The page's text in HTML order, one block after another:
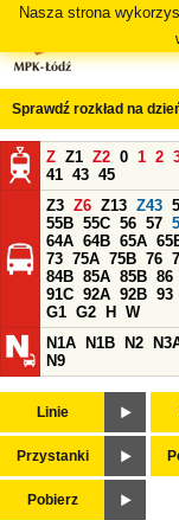
Nasza strona
Sprawdź rozkład na
Z Z1 Z2 0 1 2
41 43 45
Z3 Z6 Z13 Z43
55B 55C 56 57
64A 64B 65A
73 75A 75B 76
84B 85A 85B 86
91C 92A 92B 93
G1 G2 H
W
N1A
N1B N2
N9
Linie
Przystanki
Pobierz